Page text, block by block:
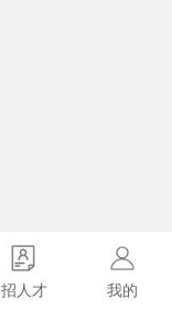
招人才 我的